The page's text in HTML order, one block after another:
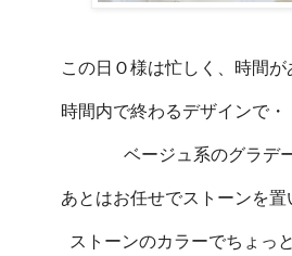
この日Ｏ様は忙しく、時間
時間内で終わるデザインで
ベージュ系のグラデ
あとはお任せでストーンを
ストーンのカラーでちょっ